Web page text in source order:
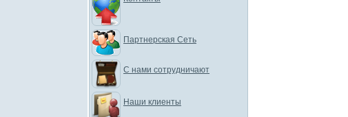
Партнерская Сеть
С нами сотрудничают
Наши клиенты